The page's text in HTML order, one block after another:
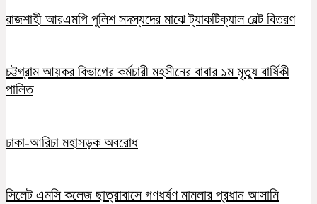
রাজশাহী আরএমপি পুলিশ সদস্যদের মাঝে ট্যাকটিক্যাল বেল্ট বিতরণ
চট্টগ্রাম আয়কর বিভাগের কর্মচারী মহসীনের বাবার ১ম মৃত্যু বার্ষিকী
পালিত
ঢাকা-আরিচা মহাসড়ক অবরোধ
সিলেট এমসি কলেজ ছাত্রাবাসে গণধর্ষণ মামলার প্রধান আসামি